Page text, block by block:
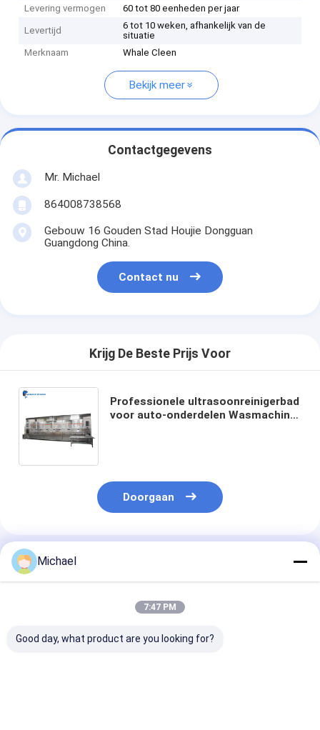
Levering vermogen
60 tot 80 eenheden per jaar
Levertijd
6 tot 10 weken, afhankelijk van de
situatie
Merknaam
Whale Cleen
Bekijk meer
Contactgegevens
Mr. Michael
864008738568
Gebouw 16 Gouden Stad Houjie Dongguan
Guangdong China.
Contact nu
Krijg De Beste Prijs Voor
Professionele ultrasoonreinigerbad
voor auto-onderdelen Wasmachine
Doorgaan
Geadviseerde Producten
Michael
7:47 PM
Good day, what product are you looking for?